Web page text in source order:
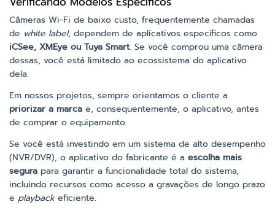
Câmeras Wi-Fi de baixo custo, frequentemente chamadas
de white label, dependem de aplicativos específicos como
iCSee, XMEye ou Tuya Smart. Se você comprou uma câmera
dessas, você está limitado ao ecossistema do aplicativo
dela.
Em nossos projetos, sempre orientamos o cliente a
priorizar a marca e, consequentemente, o aplicativo, antes
de comprar o equipamento.
Se você está investindo em um sistema de alto desempenho
(NVR/DVR), o aplicativo do fabricante é a escolha mais
segura para garantir a funcionalidade total do sistema,
incluindo recursos como acesso a gravações de longo prazo
e playbackeficiente.